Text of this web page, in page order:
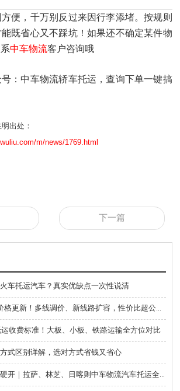
便，千万别反过来因行李添堵。按规则
既省心又不踩坑！如果还不确定某件物
中车物流客户咨询哦
：中车物流轿车托运，查询下单一键搞
出处：
m/news/1769.html
下一篇
车托运汽车？真实优缺点一次性说清
6年铁路汽车托运价格更新！多线调价、新线路扩容，性价比超公路大板车
收费标准！大板、小板、铁路运输全方位对比
式区别详解，选对方式省钱又省心
西藏自驾返程不用硬开｜拉萨、林芝、日喀则中车物流汽车托运全指南